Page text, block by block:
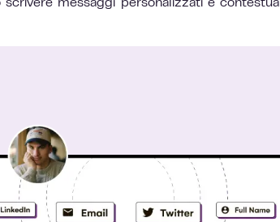
messaggi personalizzati e